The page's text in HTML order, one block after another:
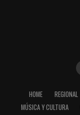
HOME REGIONAL
MÚSICA Y CULTURA